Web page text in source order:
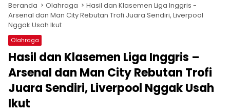
Beranda Olahraga
Hasil dan Klasemen Liga Inggris -
Arsenal dan Man City Rebutan Trofi Juara Sendiri, Liverpool
Nggak Usah Ikut
Olahraga
Hasil dan Klasemen Liga Inggris –
Arsenal dan Man City Rebutan Trofi
Juara Sendiri, Liverpool Nggak Usah
Ikut